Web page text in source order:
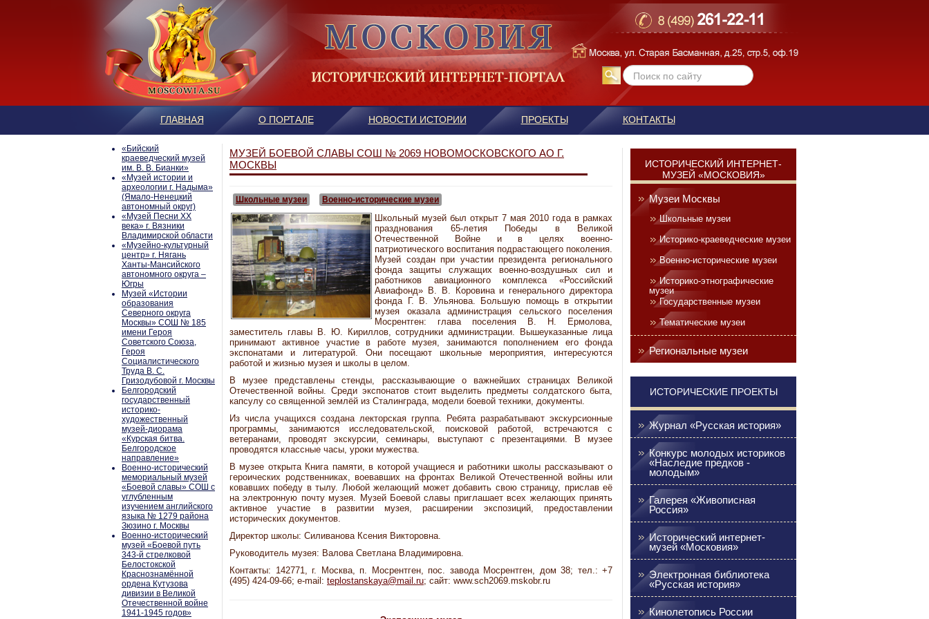
ГЛАВНАЯ О ПОРТАЛЕ НОВОСТИ ИСТОРИИ ПРОЕКТЫ КОНТАКТЫ
ИСТОРИЧЕСКИЙ ИНТЕРНЕТ-
МУЗЕЙ «МОСКОВИЯ»
Музеи Москвы
Школьные музеи
Историко-краеведческие музеи
Военно-исторические музеи
Историко-этнографические
музеи
Государственные музеи
Тематические музеи
Региональные музеи
ИСТОРИЧЕСКИЕ ПРОЕКТЫ
Журнал «Русская история»
Конкурс молодых историков
«Наследие предков -
молодым»
Галерея «Живописная
Россия»
Исторический интернет-
музей «Московия»
Электронная библиотека
«Русская история»
Кинолетопись России
«Бийский
краеведческий музей
им. В. В. Бианки»
«Музей истории и
археологии г. Надыма»
(Ямало-Ненецкий
автономный округ)
«Музей Песни ХХ
века» г. Вязники
Владимирской области
«Музейно-культурный
центр» г. Нягань
Ханты-Мансийского
автономного округа –
Югры
Mузей «Истории
образования
Северного округа
Москвы» СОШ № 185
имени Героя
Советского Союза,
Героя
Социалистического
Труда В. С.
Гризодубовой г. Москвы
Белгородский
государственный
историко-
художественный
музей-диорама
«Курская битва.
Белгородское
направление»
Военно-исторический
мемориальный музей
«Боевой славы» СОШ с
углубленным
изучением английского
языка № 1279 района
Зюзино г. Москвы
Военно-исторический
музей «Боевой путь
343-й стрелковой
Белостокской
Краснознамённой
ордена Кутузова
дивизии в Великой
Отечественной войне
1941-1945 годов»
МУЗЕЙ БОЕВОЙ СЛАВЫ СОШ № 2069 НОВОМОСКОВСКОГО АО Г.
МОСКВЫ
Школьные музеи Военно-исторические музеи
Школьный музей был открыт 7 мая 2010 года в рамках
празднования 65-летия Победы в Великой
Отечественной Войне и в целях военно-
патриотического воспитания подрастающего поколения.
Музей создан при участии президента регионального
фонда защиты служащих военно-воздушных сил и
работников авиационного комплекса «Российский
Авиафонд» В. В. Коровина и генерального директора
фонда Г. В. Ульянова. Большую помощь в открытии
музея оказала администрация сельского поселения
Мосрентген: глава поселения В. Н. Ермолова,
заместитель главы В. Ю. Кириллов, сотрудники администрации. Вышеуказанные лица
принимают активное участие в работе музея, занимаются пополнением его фонда
экспонатами и литературой. Они посещают школьные мероприятия, интересуются
работой и жизнью музея и школы в целом.
В музее представлены стенды, рассказывающие о важнейших страницах Великой
Отечественной войны. Среди экспонатов стоит выделить предметы солдатского быта,
капсулу со священной землёй из Сталинграда, модели боевой техники, документы.
Из числа учащихся создана лекторская группа. Ребята разрабатывают экскурсионные
программы, занимаются исследовательской, поисковой работой, встречаются с
ветеранами, проводят экскурсии, семинары, выступают с презентациями. В музее
проводятся классные часы, уроки мужества.
В музее открыта Книга памяти, в которой учащиеся и работники школы рассказывают о
героических родственниках, воевавших на фронтах Великой Отечественной войны или
ковавших победу в тылу. Любой желающий может добавить свою страницу, прислав её
на электронную почту музея. Музей Боевой славы приглашает всех желающих принять
активное участие в развитии музея, расширении экспозиций, предоставлении
исторических документов.
Директор школы: Силиванова Ксения Викторовна.
Руководитель музея: Валова Светлана Владимировна.
Контакты: 142771, г. Москва, п. Мосрентген, пос. завода Мосрентген, дом 38; тел.: +7
(495) 424-09-66; e-mail: teplostanskaya@mail.ru; сайт: www.sch2069.mskobr.ru